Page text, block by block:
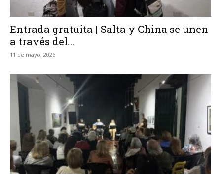
Entrada gratuita | Salta y China se unen
a través del...
11 de mayo, 2026